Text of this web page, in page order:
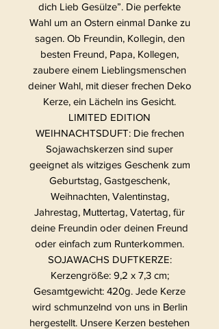
dich Lieb Gesülze”. Die perfekte
Wahl um an Ostern einmal Danke zu
sagen. Ob Freundin, Kollegin, den
besten Freund, Papa, Kollegen,
zaubere einem Lieblingsmenschen
deiner Wahl, mit dieser frechen Deko
Kerze, ein Lächeln ins Gesicht.
LIMITED EDITION
WEIHNACHTSDUFT: Die frechen
Sojawachskerzen sind super
geeignet als witziges Geschenk zum
Geburtstag, Gastgeschenk,
Weihnachten, Valentinstag,
Jahrestag, Muttertag, Vatertag, für
deine Freundin oder deinen Freund
oder einfach zum Runterkommen.
SOJAWACHS DUFTKERZE:
Kerzengröße: 9,2 x 7,3 cm;
Gesamtgewicht: 420g. Jede Kerze
wird schmunzelnd von uns in Berlin
hergestellt. Unsere Kerzen bestehen